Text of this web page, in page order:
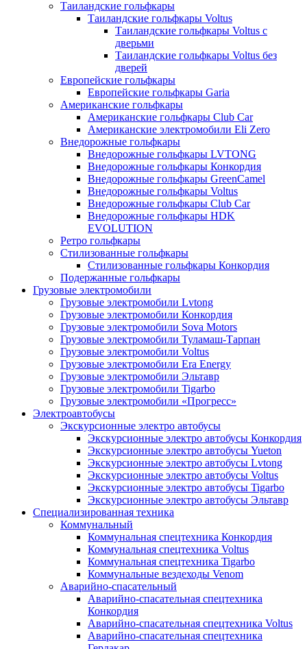
Таиландские гольфкары
Таиландские гольфкары Voltus
Таиландские гольфкары Voltus с
дверьми
Таиландские гольфкары Voltus без
дверей
Европейские гольфкары
Европейские гольфкары Garia
Американские гольфкары
Американские гольфкары Club Car
Американские электромобили Eli Zero
Внедорожные гольфкары
Внедорожные гольфкары LVTONG
Внедорожные гольфкары Конкордия
Внедорожные гольфкары GreenCamel
Внедорожные гольфкары Voltus
Внедорожные гольфкары Club Car
Внедорожные гольфкары HDK
EVOLUTION
Ретро гольфкары
Стилизованные гольфкары
Стилизованные гольфкары Конкордия
Подержанные гольфкары
Грузовые электромобили
Грузовые электромобили Lvtong
Грузовые электромобили Конкордия
Грузовые электромобили Sova Motors
Грузовые электромобили Туламаш-Тарпан
Грузовые электромобили Voltus
Грузовые электромобили Era Energy
Грузовые электромобили Эльтавр
Грузовые электромобили Tigarbo
Грузовые электромобили «Прогресс»
Электроавтобусы
Экскурсионные электро автобусы
Экскурсионные электро автобусы Конкордия
Экскурсионные электро автобусы Yueton
Экскурсионные электро автобусы Lvtong
Экскурсионные электро автобусы Voltus
Экскурсионные электро автобусы Tigarbo
Экскурсионные электро автобусы Эльтавр
Специализированная техника
Коммунальный
Коммунальная спецтехника Конкордия
Коммунальная спецтехника Voltus
Коммунальная спецтехника Tigarbo
Коммунальные вездеходы Venom
Аварийно-спасательный
Аварийно-спасательная спецтехника
Конкордия
Аварийно-спасательная спецтехника Voltus
Аварийно-спасательная спецтехника